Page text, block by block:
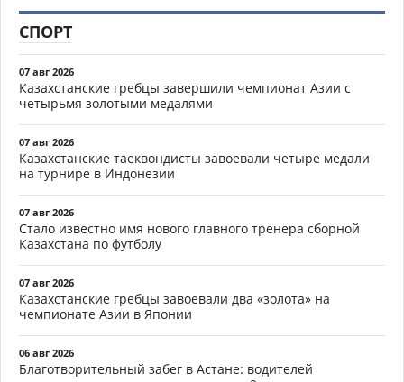
СПОРТ
07 авг 2026
Казахстанские гребцы завершили чемпионат Азии с
четырьмя золотыми медалями
07 авг 2026
Казахстанские таеквондисты завоевали четыре медали
на турнире в Индонезии
07 авг 2026
Стало известно имя нового главного тренера сборной
Казахстана по футболу
07 авг 2026
Казахстанские гребцы завоевали два «золота» на
чемпионате Азии в Японии
06 авг 2026
Благотворительный забег в Астане: водителей